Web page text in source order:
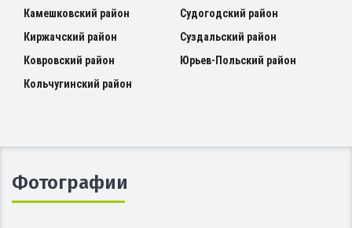
Камешковский район
Киржачский район
Ковровский район
Кольчугинский район
Судогодский район
Суздальский район
Юрьев-Польский район
Фотографии